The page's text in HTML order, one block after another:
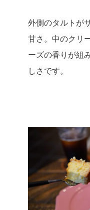
外側のタルトが
甘さ。 中のクリ
ーズの香りが組
しさです。